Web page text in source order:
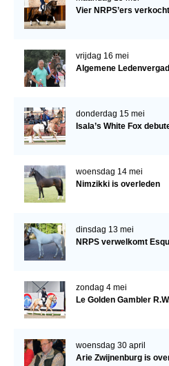
Vier NRPS’ers
vrijdag 16 mei
Algemene
donderdag 15 mei
Isala’s White Fox
woensdag 14 mei
Nimzikki is overleden
dinsdag 13 mei
NRPS verwelkomt
zondag 4 mei
Le Golden Gambler
woensdag 30 april
Arie Zwijnenburg is